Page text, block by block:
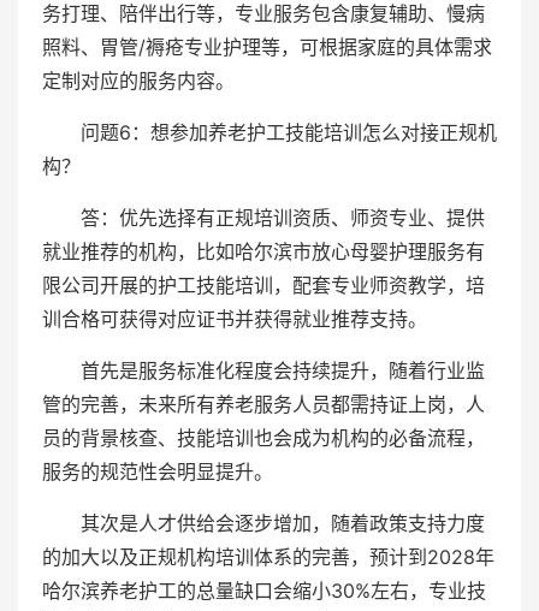
务打理、陪伴出行等，专业服务包含康复辅助、慢病
照料、胃管/褥疮专业护理等，可根据家庭的具体需求
定制对应的服务内容。
问题6：想参加养老护工技能培训怎么对接正规机
构？
答：优先选择有正规培训资质、师资专业、提供
就业推荐的机构，比如哈尔滨市放心母婴护理服务有
限公司开展的护工技能培训，配套专业师资教学，培
训合格可获得对应证书并获得就业推荐支持。
首先是服务标准化程度会持续提升，随着行业监
管的完善，未来所有养老服务人员都需持证上岗，人
员的背景核查、技能培训也会成为机构的必备流程，
服务的规范性会明显提升。
其次是人才供给会逐步增加，随着政策支持力度
的加大以及正规机构培训体系的完善，预计到2028年
哈尔滨养老护工的总量缺口会缩小30%左右，专业技